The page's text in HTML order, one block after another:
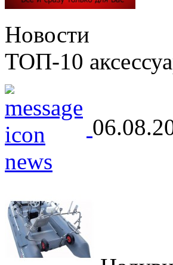
Новости
ТОП-10